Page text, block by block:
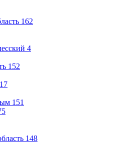
162
4
152
17
151
148